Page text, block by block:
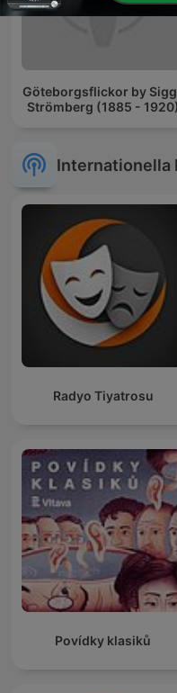
Göteborgsflickor by
Strömberg (1885 - 1920)
Internationella
Radyo Tiyatrosu
Povídky klasiků